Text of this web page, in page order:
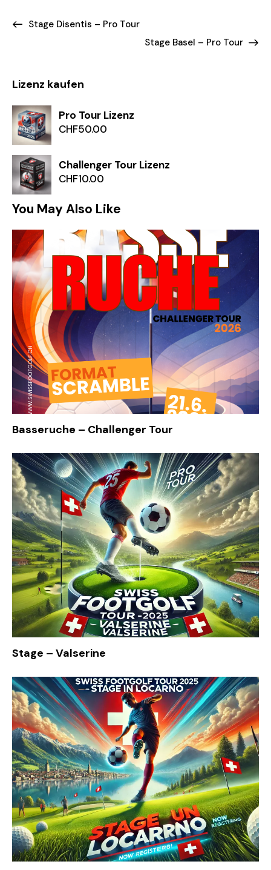
Stage Disentis – Pro Tour
Stage Basel – Pro Tour
Lizenz kaufen
Pro Tour Lizenz
CHF50.00
Challenger Tour Lizenz
CHF10.00
You May Also Like
Basseruche – Challenger Tour
Stage – Valserine